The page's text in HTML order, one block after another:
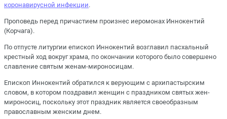
коронавирусной инфекции.
Проповедь перед причастием произнес иеромонах Иннокентий
(Корчага).
По отпусте литургии епископ Иннокентий возглавил пасхальный
крестный ход вокруг храма, по окончании которого было совершено
славление святым женам-мироносицам.
Епископ Иннокентий обратился к верующим с архипастырским
словом, в котором поздравил женщин с праздником святых жен-
мироносиц, поскольку этот праздник является своеобразным
православным женским днем.